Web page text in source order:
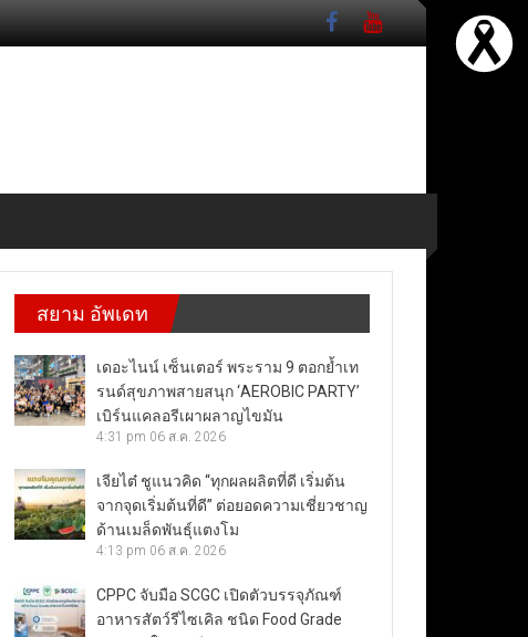
สยาม อัพเดท
เดอะไนน์ เซ็นเตอร์ พระราม 9 ตอกย้ำเท
รนด์สุขภาพสายสนุก ‘AEROBIC PARTY’
เบิร์นแคลอรีเผาผลาญไขมัน
4:31 pm 06 ส.ค. 2026
เจียไต๋ ชูแนวคิด “ทุกผลผลิตที่ดี เริ่มต้น
จากจุดเริ่มต้นที่ดี” ต่อยอดความเชี่ยวชาญ
ด้านเมล็ดพันธุ์แตงโม
4:13 pm 06 ส.ค. 2026
CPPC จับมือ SCGC เปิดตัวบรรจุภัณฑ์
อาหารสัตว์รีไซเคิล ชนิด Food Grade